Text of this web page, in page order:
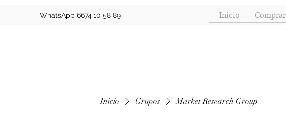
WhatsApp 6674 10 58 89 Inicio Comprar
Inicio Grupos Market Research Group